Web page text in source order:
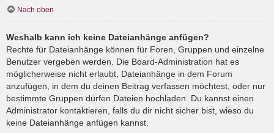
Nach oben
Weshalb kann ich keine Dateianhänge anfügen?
Rechte für Dateianhänge können für Foren, Gruppen und einzelne
Benutzer vergeben werden. Die Board-Administration hat es
möglicherweise nicht erlaubt, Dateianhänge in dem Forum
anzufügen, in dem du deinen Beitrag verfassen möchtest, oder nur
bestimmte Gruppen dürfen Dateien hochladen. Du kannst einen
Administrator kontaktieren, falls du dir nicht sicher bist, wieso du
keine Dateianhänge anfügen kannst.